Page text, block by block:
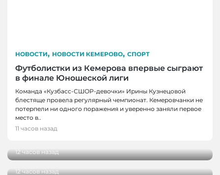
НОВОСТИ, НОВОСТИ КЕМЕРОВО, СПОРТ
Футболистки из Кемерова впервые сыграют
в финале Юношеской лиги
Команда «Кузбасс-СШОР-девочки» Ирины Кузнецовой
блестяще провела регулярный чемпионат. Кемеровчанки не
потерпели ни одного поражения и уверенно заняли первое
место в..
11 часов назад
НОВОСТИ
В Кузбассе школы здоровья посетили более
12 часов назад
НОВОСТИ
поставки топлива для аграриев
12 часов назад